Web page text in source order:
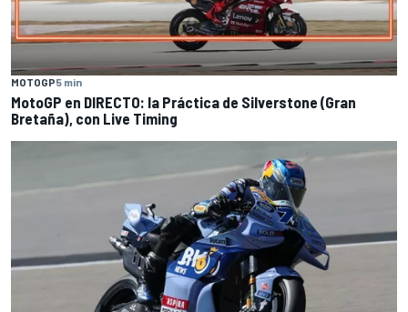
MOTOGP5 min
MotoGP en DIRECTO: la Práctica de Silverstone (Gran
Bretaña), con Live Timing